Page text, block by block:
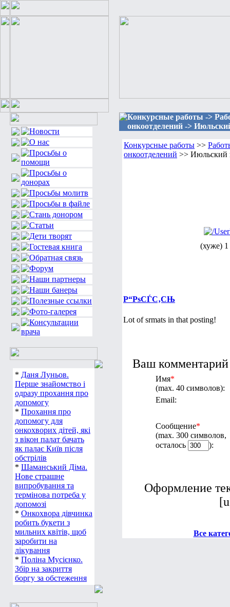
* Даня Луньов.
Перше знайомство і
одразу прохання про
допомогу
* Прохання про
допомогу для
онкохворих дітей, які
з вікон палат бачать
як палає Київ після
обстрілів
* Шаманський Діма.
Нове страшне
випробування та
термінова потреба у
допомозі
* Онкохвора дівчинка
робить букети з
мильних квітів, щоб
заробити на
лікування
* Поліна Мусієнко.
Збір на закриття
боргу за обстеження
Конкурсные работы ->
онкоотделений ->
Конкурсные работы >>
онкоотделений >> Июльский
(хуже) 1
Р“РѕСЃС‚СЊ
Lot of srmats in that posting!
Ваш комментарий
Имя*
(max. 40 символов):
Email:
Сообщение*
(max. 300 символов,
осталось
):
Оформление
Все